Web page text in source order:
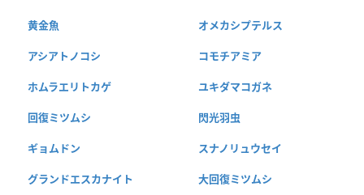
黄金魚 オメカシプテルス
アシアトノコシ コモチアミア
ホムラエリトカゲ ユキダマコガネ
回復ミツムシ 閃光羽虫
ギョムドン スナノリュウセイ
グランドエスカナイト 大回復ミツムシ